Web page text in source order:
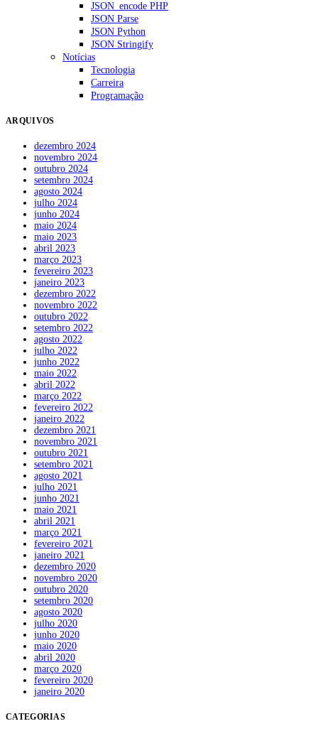
JSON_encode PHP
JSON Parse
JSON Python
JSON Stringify
Notícias
Tecnologia
Carreira
Programação
ARQUIVOS
dezembro 2024
novembro 2024
outubro 2024
setembro 2024
agosto 2024
julho 2024
junho 2024
maio 2024
maio 2023
abril 2023
março 2023
fevereiro 2023
janeiro 2023
dezembro 2022
novembro 2022
outubro 2022
setembro 2022
agosto 2022
julho 2022
junho 2022
maio 2022
abril 2022
março 2022
fevereiro 2022
janeiro 2022
dezembro 2021
novembro 2021
outubro 2021
setembro 2021
agosto 2021
julho 2021
junho 2021
maio 2021
abril 2021
março 2021
fevereiro 2021
janeiro 2021
dezembro 2020
novembro 2020
outubro 2020
setembro 2020
agosto 2020
julho 2020
junho 2020
maio 2020
abril 2020
março 2020
fevereiro 2020
janeiro 2020
CATEGORIAS